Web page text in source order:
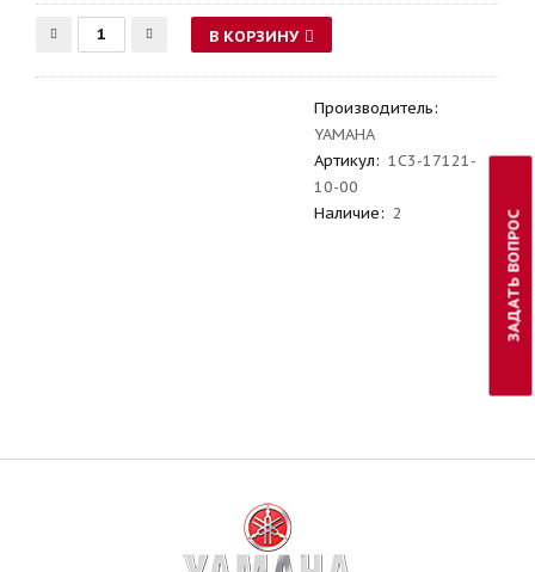
В КОРЗИНУ
Производитель:
YAMAHA
Артикул: 1C3-17121-
10-00
Наличие: 2 ЗАДАТЬ ВОПРОС